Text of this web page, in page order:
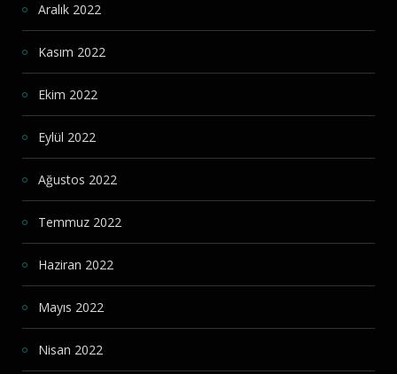
Aralık 2022
Kasım 2022
Ekim 2022
Eylül 2022
Ağustos 2022
Temmuz 2022
Haziran 2022
Mayıs 2022
Nisan 2022